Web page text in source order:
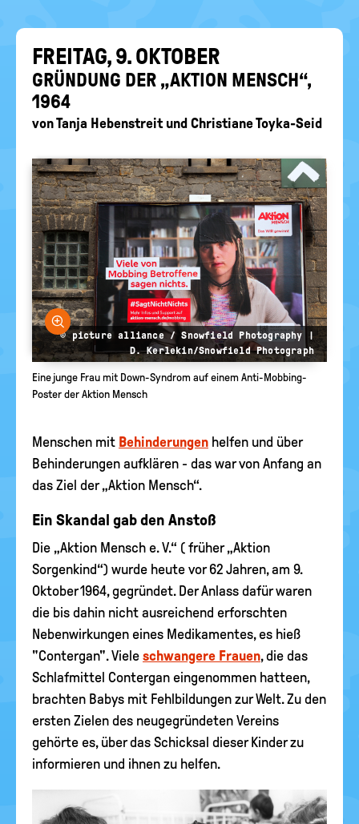
Bildung
/
FREI­TAG, 9. OK­TO­BER
GRÜN­DUNG DER „AK­TI­ON MENSCH“,
1964
vonTanja Hebenstreitund Christiane Toyka-Seid
Bild vergrößern
© picture alliance / Snowfield Photography |
D. Kerlekin/Snowfield Photograph
Eine junge Frau mit Down-Syndrom auf einem Anti-Mobbing-
Poster der Aktion Mensch
Menschen mit Behinderungen helfen und über
Behinderungen aufklären - das war von Anfang an
das Ziel der „Aktion Mensch“.
Ein Skandal gab den Anstoß
Die „Aktion Mensch e. V.“ ( früher „Aktion
Sorgenkind“) wurde heute vor 62 Jahren, am 9.
Oktober 1964, gegründet. Der Anlass dafür waren
die bis dahin nicht ausreichend erforschten
Nebenwirkungen eines Medikamentes, es hieß
"Contergan". Viele schwangere Frauen, die das
Schlafmittel Contergan eingenommen hatteen,
brachten Babys mit Fehlbildungen zur Welt. Zu den
ersten Zielen des neugegründeten Vereins
gehörte es, über das Schicksal dieser Kinder zu
informieren und ihnen zu helfen.